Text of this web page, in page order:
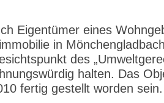
Eigentümer eines
in
des
halten. Das
fertig gestellt worden sein.